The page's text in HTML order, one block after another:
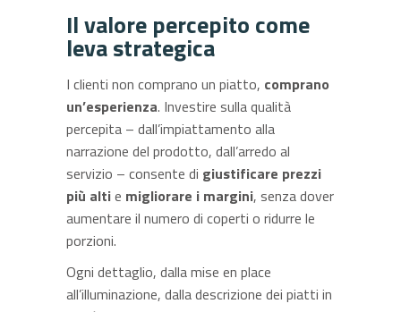
Il valore percepito come
leva strategica
I clienti non comprano un piatto, comprano
un’esperienza. Investire sulla qualità
percepita – dall’impiattamento alla
narrazione del prodotto, dall’arredo al
servizio – consente di giustificare prezzi
più altie migliorare i margini, senza dover
aumentare il numero di coperti o ridurre le
porzioni.
Ogni dettaglio, dalla mise en place
all’illuminazione, dalla descrizione dei piatti in